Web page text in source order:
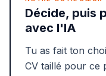
Décide, puis
avec l'IA
Tu as fait ton
CV taillé pour ce